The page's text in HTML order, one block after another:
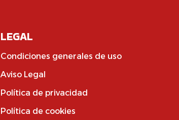
LEGAL
Condiciones generales de uso
Aviso Legal
Política de privacidad
Política de cookies